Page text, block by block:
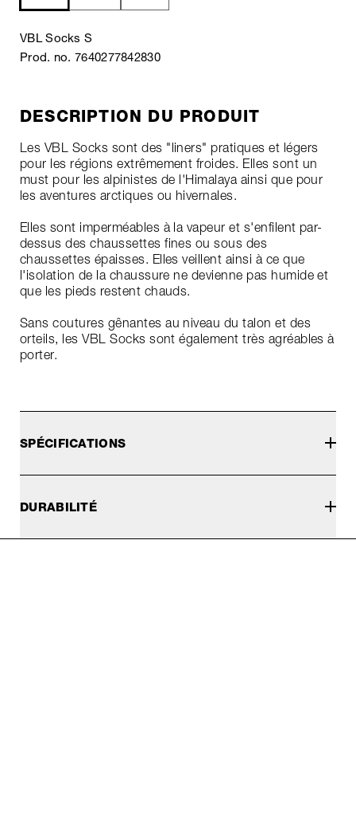
VBL Socks S
Prod. no. 7640277842830
DESCRIPTION DU PRODUIT
Les VBL Socks sont des "liners" pratiques et légers
pour les régions extrêmement froides. Elles sont un
must pour les alpinistes de l'Himalaya ainsi que pour
les aventures arctiques ou hivernales.
Elles sont imperméables à la vapeur et s'enfilent par-
dessus des chaussettes fines ou sous des
chaussettes épaisses. Elles veillent ainsi à ce que
l'isolation de la chaussure ne devienne pas humide et
que les pieds restent chauds.
Sans coutures gênantes au niveau du talon et des
orteils, les VBL Socks sont également très agréables à
porter.
SPÉCIFICATIONS
DURABILITÉ